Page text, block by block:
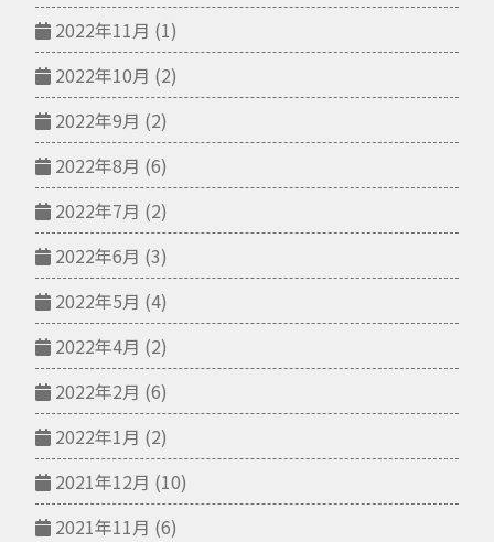
2022年11月 (1)
2022年10月 (2)
2022年9月 (2)
2022年8月 (6)
2022年7月 (2)
2022年6月 (3)
2022年5月 (4)
2022年4月 (2)
2022年2月 (6)
2022年1月 (2)
2021年12月 (10)
2021年11月 (6)